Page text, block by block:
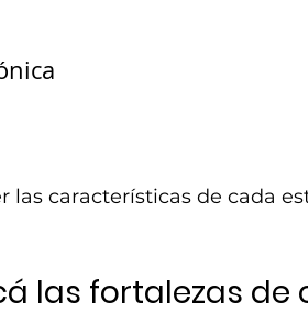
las características de cada
las fortalezas